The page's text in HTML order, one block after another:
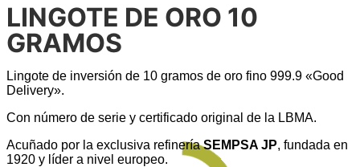
LINGOTE DE ORO 10
GRAMOS
Lingote de inversión de 10 gramos de oro fino 999.9 «Good
Delivery».
Con número de serie y certificado original de la LBMA.
Acuñado por la exclusiva refineríaSEMPSA JP, fundada en
1920 y líder a nivel europeo.